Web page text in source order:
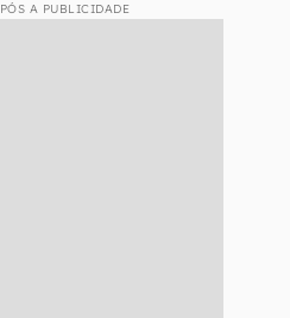
A PUBLICIDADE